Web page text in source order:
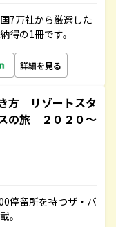
7万社から厳選した
得の1冊です。
詳細を見る
方 リゾートスタ
旅 ２０２０～
停留所を持つザ・バ
。